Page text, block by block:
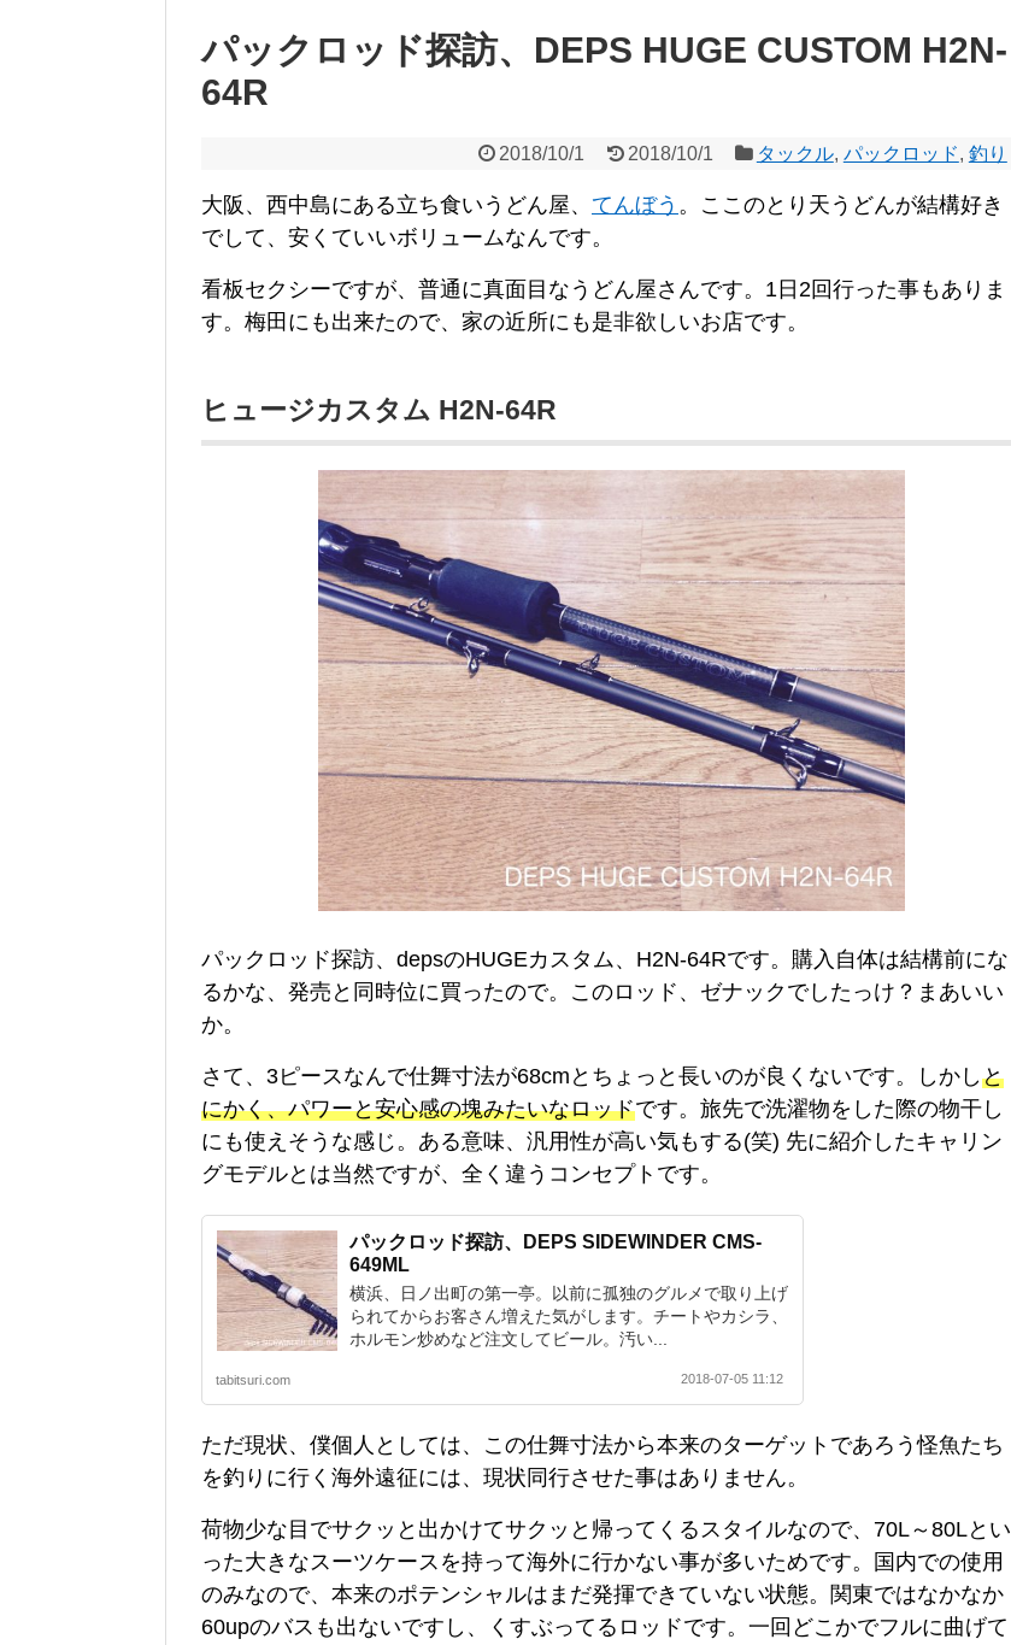
パックロッド探訪、DEPS HUGE CUSTOM H2N-
64R
2018/10/1 2018/10/1 タックル, パックロッド, 釣り
大阪、西中島にある立ち食いうどん屋、 てんぼう 。ここのとり天うどんが結構好き
でして、安くていいボリュームなんです。
看板セクシーですが、普通に真面目なうどん屋さんです。1日2回行った事もありま
す。梅田にも出来たので、家の近所にも是非欲しいお店です。
ヒュージカスタム H2N-64R
パックロッド探訪、depsのHUGEカスタム、H2N-64Rです。購入自体は結構前にな
るかな、発売と同時位に買ったので。このロッド、ゼナックでしたっけ？まあいい
か。
さて、3ピースなんで仕舞寸法が68cmとちょっと長いのが良くないです。しかしと
にかく、パワーと安心感の塊みたいなロッドです。旅先で洗濯物をした際の物干し
にも使えそうな感じ。ある意味、汎用性が高い気もする(笑) 先に紹介したキャリン
グモデルとは当然ですが、全く違うコンセプトです。
パックロッド探訪、DEPS SIDEWINDER CMS-
649ML
横浜、日ノ出町の第一亭。以前に孤独のグルメで取り上げ
られてからお客さん増えた気がします。チートやカシラ、
ホルモン炒めなど注文してビール。汚い...
tabitsuri.com 2018-07-05 11:12
ただ現状、僕個人としては、この仕舞寸法から本来のターゲットであろう怪魚たち
を釣りに行く海外遠征には、現状同行させた事はありません。
荷物少な目でサクッと出かけてサクッと帰ってくるスタイルなので、70L～80Lとい
った大きなスーツケースを持って海外に行かない事が多いためです。国内での使用
のみなので、本来のポテンシャルはまだ発揮できていない状態。関東ではなかなか
60upのバスも出ないですし、くすぶってるロッドです。一回どこかでフルに曲げて